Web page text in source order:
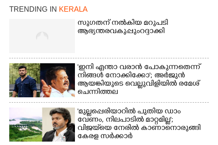
TRENDING IN KERALA
സുഗതന് നൽകിയ മറുപടി
ആഭ്യന്തരവകുപ്പും റദ്ദാക്കി
'ഇനി എന്താ വരാൻ പോകുന്നതെന്ന്
നിങ്ങൾ നോക്കിക്കോ'; അർജുൻ
ആയങ്കിയുടെ വെല്ലുവിളിയിൽ രമേശ്
ചെന്നിത്തല
'മുല്ലപ്പെരിയാറിൽ പുതിയ ഡാം
വേണം, നിലപാടിൽ മാറ്റമില്ല';
വിജയ്‌യെ നേരിൽ കാണാനൊരുങ്ങി
കേരള സർക്കാർ